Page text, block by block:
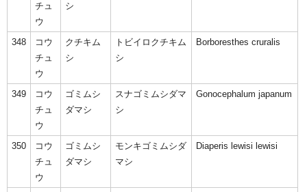
チュ
ウ
シ
348
コウ
チュ
ウ
クチキム
シ
トビイロクチキム
シ
Borboresthes cruralis
349
コウ
チュ
ウ
ゴミムシ
ダマシ
スナゴミムシダマ
シ
Gonocephalum japanum
350
コウ
チュ
ウ
ゴミムシ
ダマシ
モンキゴミムシダ
マシ
Diaperis lewisi lewisi